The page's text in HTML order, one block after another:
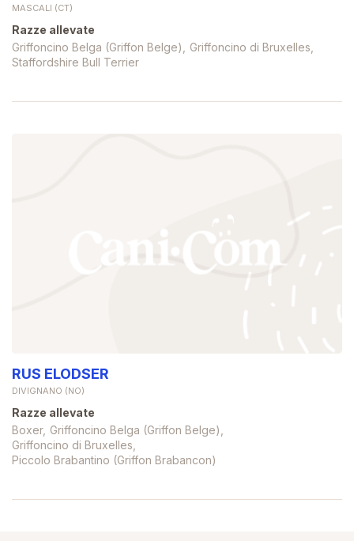
MASCALI (CT)
Razze allevate
Griffoncino Belga (Griffon Belge)
Griffoncino di Bruxelles
Staffordshire Bull Terrier
RUS ELODSER
DIVIGNANO (NO)
Razze allevate
Boxer Griffoncino Belga (Griffon Belge)
Griffoncino di Bruxelles
Piccolo Brabantino (Griffon Brabancon)